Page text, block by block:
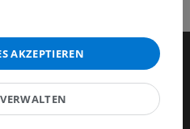
AKZEPTIEREN